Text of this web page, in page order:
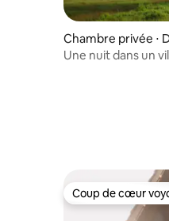
Chambre privée ⋅
Une nuit dans un
Coup de cœur
Coup de cœur